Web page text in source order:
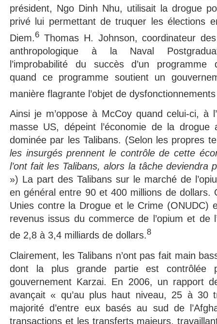
président, Ngo Dinh Nhu, utilisait la drogue
privé lui permettant de truquer les élections
Diem.6 Thomas H. Johnson, coordinateur
anthropologique à la Naval
l’improbabilité du succès d’un programme
quand ce programme soutient un
manière flagrante l’objet de
Ainsi je m’oppose à McCoy quand celui-ci, à
masse US, dépeint l’économie de la drogue
dominée par les Talibans. (Selon les propres
les insurgés prennent le contrôle de cette
l’ont fait les Talibans, alors la tâche deviendra
») La part des Talibans sur le marché de
en général entre 90 et 400 millions de dollars.
Unies contre la Drogue et le Crime (ONUDC)
revenus issus du commerce de l’opium et de
de 2,8 à 3,4 milliards de dollars.8
Clairement, les Talibans n’ont pas fait main
dont la plus grande partie est contrôlée
gouvernement Karzai. En 2006, un rapport
avançait « qu’au plus haut niveau, 25 à 30
majorité d’entre eux basés au sud de
transactions et les transferts majeurs,